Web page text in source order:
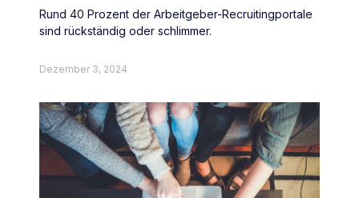
Rund 40 Prozent der Arbeitgeber-Recruitingportale
sind rückständig oder schlimmer.
Dezember 3, 2024